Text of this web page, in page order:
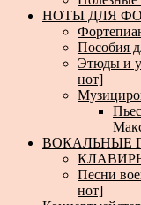
НОТЫ ДЛЯ
Пособия
Этюды и
нот]
ВОКАЛЬНЫЕ
КЛАВИРЫ
Песни
нот]